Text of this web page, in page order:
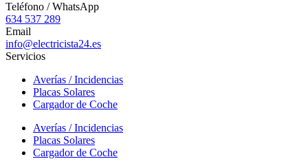
Teléfono / WhatsApp
634 537 289
Email
info@electricista24.es
Servicios
Averías / Incidencias
Placas Solares
Cargador de Coche
Averías / Incidencias
Placas Solares
Cargador de Coche